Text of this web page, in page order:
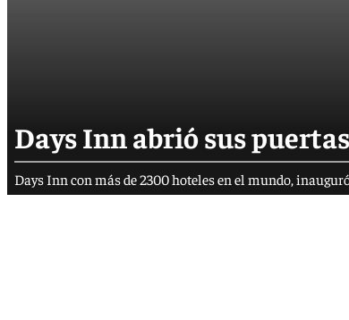
Days Inn abrió sus
Days Inn con más de 2300 hoteles en el mundo,